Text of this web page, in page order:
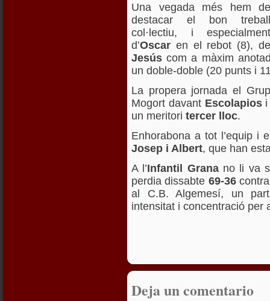
Una vegada més hem de
destacar el bon treball
col·lectiu, i especialment
d’Oscar en el rebot (8), de
Jesús com a màxim
un doble-doble (20 punts i
La propera jornada el
Mogort davant Escolapiosi
un meritori tercer lloc.
Enhorabona a tot l’equip i
Josep i Albert, que han
A l’Infantil Granano li va
perdia dissabte 69-36
al C.B. Algemesí, un
intensitat i concentració per
Deja un comentario